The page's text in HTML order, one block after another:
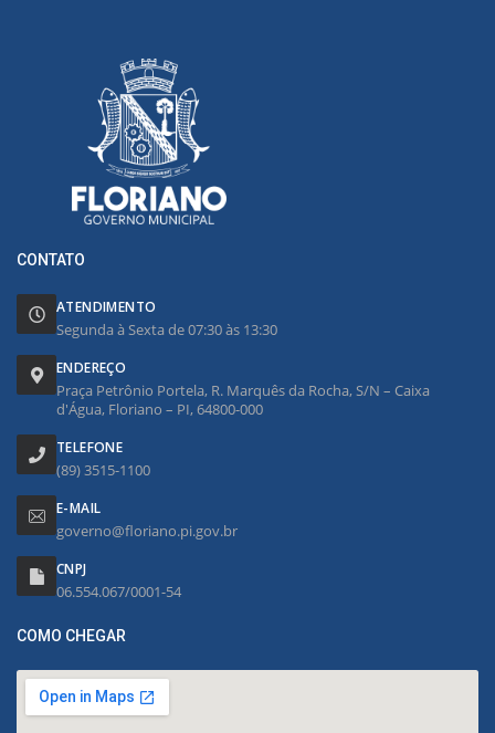
CONTATO
ATENDIMENTO
Segunda à Sexta de 07:30 às 13:30
ENDEREÇO
Praça Petrônio Portela, R. Marquês da Rocha, S/N – Caixa
d'Água, Floriano – PI, 64800-000
TELEFONE
(89) 3515-1100
E-MAIL
governo@floriano.pi.gov.br
CNPJ
06.554.067/0001-54
COMO CHEGAR